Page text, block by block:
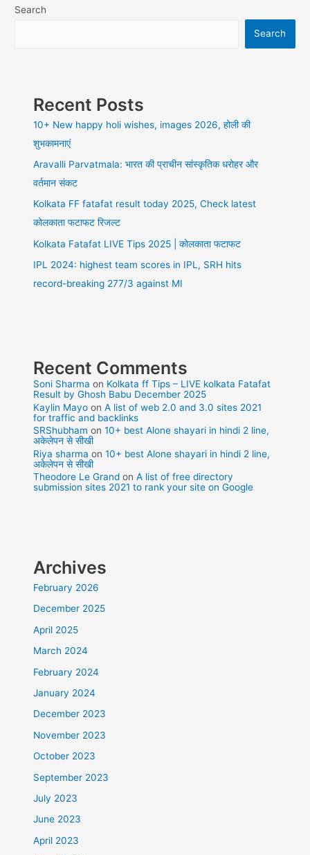
Search
Search
Recent Posts
10+ New happy holi wishes, images 2026, होली की
शुभकामनाएं
Aravalli Parvatmala: भारत की प्राचीन सांस्कृतिक धरोहर और
वर्तमान संकट
Kolkata FF fatafat result today 2025, Check latest
कोलकाता फटाफट रिजल्ट
Kolkata Fatafat LIVE Tips 2025 | कोलकाता फटाफट
IPL 2024: highest team scores in IPL, SRH hits
record-breaking 277/3 against MI
Recent Comments
Soni Sharma on Kolkata ff Tips – LIVE kolkata Fatafat
Result by Ghosh Babu December 2025
Kaylin Mayo onA list of web 2.0 and 3.0 sites 2021
for traffic and backlinks
SRShubham on10+ best Alone shayari in hindi 2 line,
अकेलेपन से सीखी
Riya sharma on10+ best Alone shayari in hindi 2 line,
अकेलेपन से सीखी
Theodore Le Grand onA list of free directory
submission sites 2021 to rank your site on Google
Archives
February 2026
December 2025
April 2025
March 2024
February 2024
January 2024
December 2023
November 2023
October 2023
September 2023
July 2023
June 2023
April 2023